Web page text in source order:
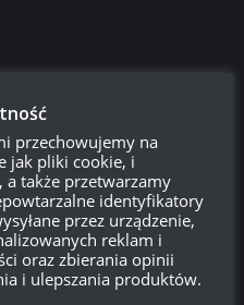
09:23
I dopałki I jest zabawa
więcej
10:04, 7 maja 2018 10:04
przechowujemy na
jak pliki cookie, i
także przetwarzamy
identyfikatory
przez urządzenie,
reklam i
oraz zbierania opinii
i ulepszania produktów.